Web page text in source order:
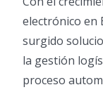
electrónico en
surgido
la gestión
proceso